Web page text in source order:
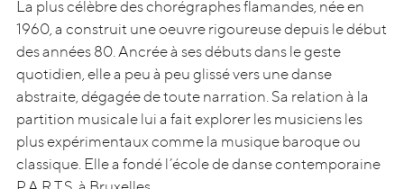
Jeu
Composition
Corps
Regards
La plus célèbre des chorégraphes flamandes, née en
1960, a construit une oeuvre rigoureuse depuis le début
des années 80. Ancrée à ses débuts dans le geste
quotidien, elle a peu à peu glissé vers une danse
abstraite, dégagée de toute narration. Sa relation à la
partition musicale lui a fait explorer les musiciens les
plus expérimentaux comme la musique baroque ou
classique. Elle a fondé l’école de danse contemporaine
échos se parcourt au gré de panoramas, vidéos, articles,